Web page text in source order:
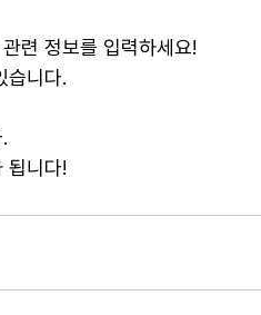
련 정보를 입력하세요!
습니다.
됩니다!